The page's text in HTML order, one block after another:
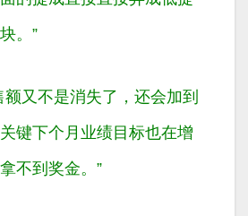
。”
额又不是消失了，还会加到
键下个月业绩目标也在增
不到奖金。”